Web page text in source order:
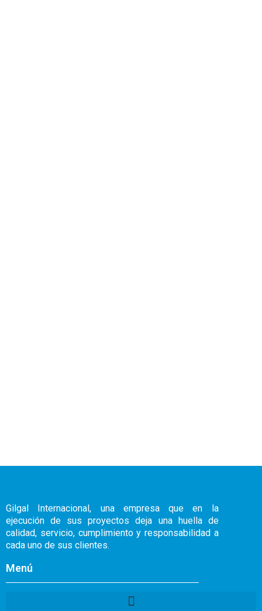
Gilgal Internacional, una empresa que en la
ejecución de sus proyectos deja una huella de
calidad, servicio, cumplimiento y responsabilidad a
cada uno de sus clientes.
Menú